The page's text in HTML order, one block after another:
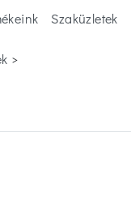
Szaküzletek
>